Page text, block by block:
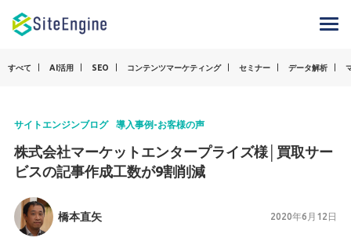
すべて AI活用 SEO コンテンツマーケティング セミナー データ解析
サイトエンジンブログ 導入事例-お客様の声
株式会社マーケットエンタープライズ様│買取サー
ビスの記事作成工数が9割削減
橋本直矢 2020年6月12日